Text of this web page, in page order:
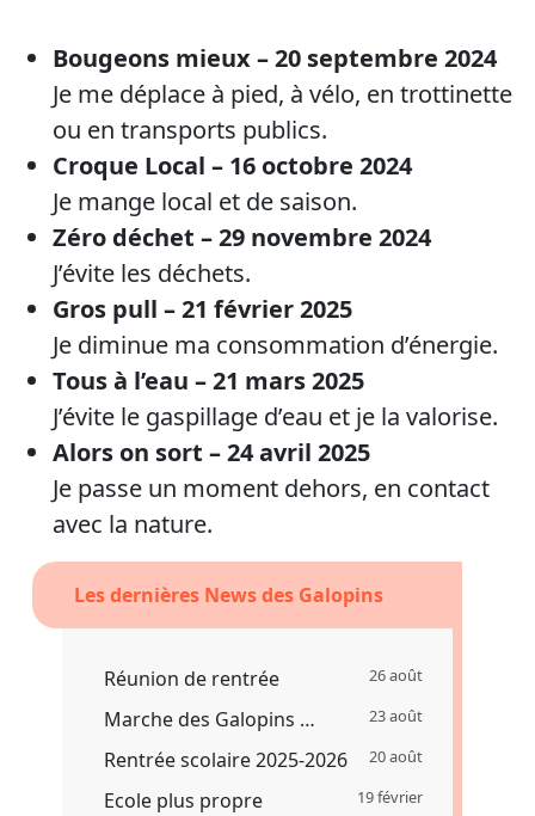
Bougeons mieux – 20 septembre 2024
Je me déplace à pied, à vélo, en trottinette
ou en transports publics.
Croque Local – 16 octobre 2024
Je mange local et de saison.
Zéro déchet – 29 novembre 2024
J’évite les déchets.
Gros pull – 21 février 2025
Je diminue ma consommation d’énergie.
Tous à l’eau – 21 mars 2025
J’évite le gaspillage d’eau et je la valorise.
Alors on sort – 24 avril 2025
Je passe un moment dehors, en contact
avec la nature.
Les dernières News des Galopins
Réunion de rentrée 26 août
Marche des Galopins … 23 août
Rentrée scolaire 2025-2026 20 août
Ecole plus propre 19 février